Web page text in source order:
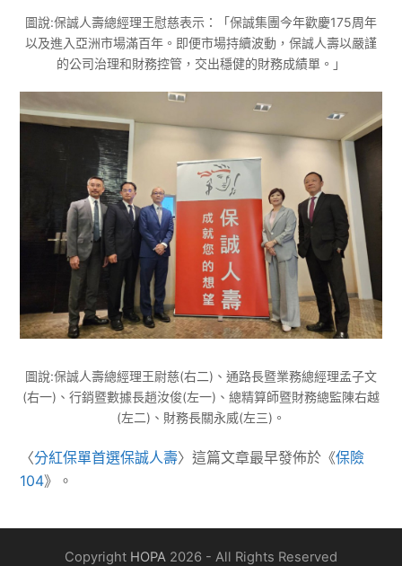
圖說:保誠人壽總經理王慰慈表示：「保誠集團今年歡慶175周年
以及進入亞洲市場滿百年。即便市場持續波動，保誠人壽以嚴謹
的公司治理和財務控管，交出穩健的財務成績單。」
圖說:保誠人壽總經理王尉慈(右二)、通路長暨業務總經理孟子文
(右一)、行銷暨數據長趙汝俊(左一)、總精算師暨財務總監陳右越
(左二)、財務長關永威(左三)。
〈分紅保單首選保誠人壽〉這篇文章最早發佈於《保險
104》。
Copyright HOPA 2026 - All Rights Reserved